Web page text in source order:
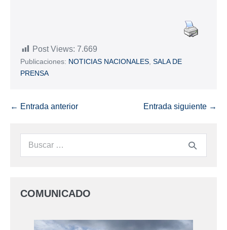
Post Views: 7.669
Publicaciones: NOTICIAS NACIONALES SALA DE
PRENSA
← Entrada anterior Entrada siguiente →
COMUNICADO